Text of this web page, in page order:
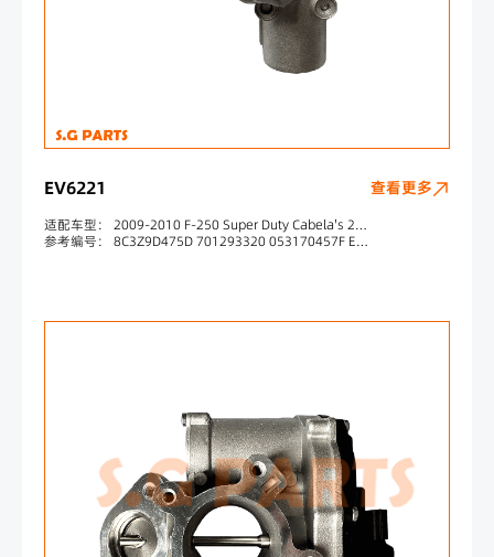
EV6221
适配车型： 2009-2010 F-250 Super Duty Cabela's 2008-2009 F-250 Super Duty FX4 2008-2010 F-250 Super Duty (submodel: Harley-Davidson Edition, King Ranch, Lariat, XL, XLT) 2009-2010 F-350 Super Duty Cabela's 2008-2009 F-350 Super Duty FX4 2008-2010 F-350 Super Duty (s
参考编号： 8C3Z9D475D 701293320 053170457F EGV1151 4F2061
查看更多